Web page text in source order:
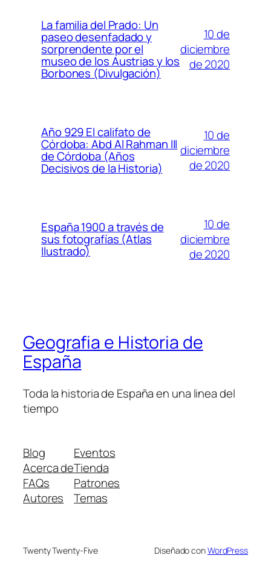
La familia del Prado: Un
paseo desenfadado y
sorprendente por el
museo de los Austrias y los
Borbones (Divulgación)
10 de
diciembre
de 2020
Año 929 El califato de
Córdoba: Abd Al Rahman III
de Córdoba (Años
Decisivos de la Historia)
10 de
diciembre
de 2020
España 1900 a través de
sus fotografías (Atlas
Ilustrado)
10 de
diciembre
de 2020
Geografia e Historia de
España
Toda la historia de España en una linea del
tiempo
Blog
Acerca de
FAQs
Autores
Eventos
Tienda
Patrones
Temas
Twenty Twenty-Five Diseñado conWordPress